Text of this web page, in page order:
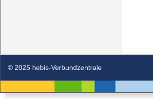
© 2025 hebis-Verbundzentrale